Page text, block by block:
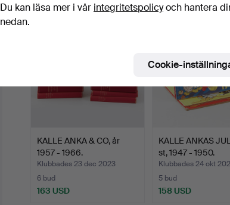
KALLE ANKA & CO, år
1957 - 1966.
Klubbades 23 dec 2023
6 bud
163 USD
KALLE ANKAS
st, 1947 - 1950.
Klubbades 24 okt
5 bud
158 USD
Du kan läsa mer i vår integritetspolicyoch hantera
nedan.
Cookie-